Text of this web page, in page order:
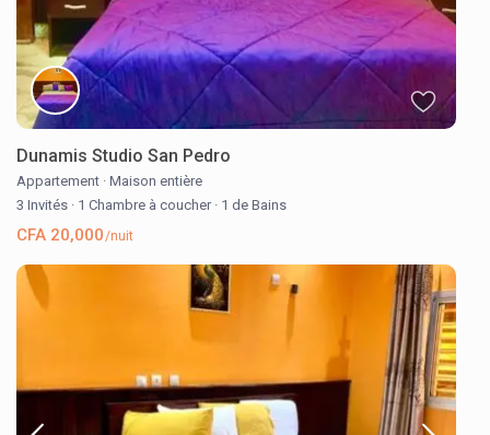
Dunamis Studio San Pedro
Appartement · Maison entière
3 Invités · 1 Chambre à coucher · 1 de Bains
CFA 20,000/nuit